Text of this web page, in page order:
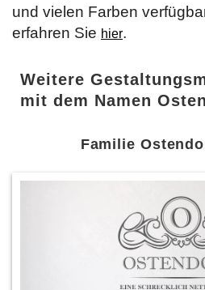
und vielen Farben
erfahren Sie hier.
Weitere
mit dem Namen
Familie